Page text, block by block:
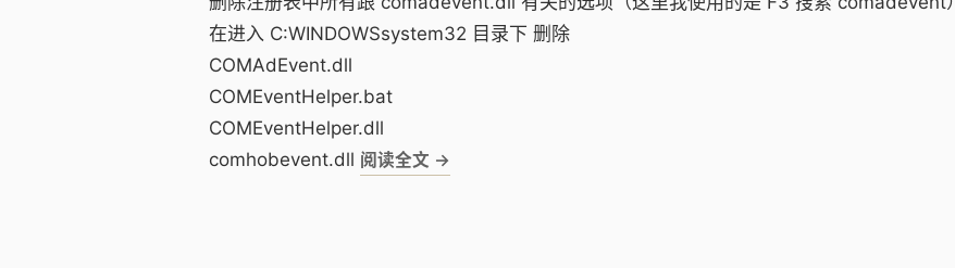
在进入 C:WINDOWSsystem32 目录下 删除
COMAdEvent.dll
COMEventHelper.bat
COMEventHelper.dll
comhobevent.dll